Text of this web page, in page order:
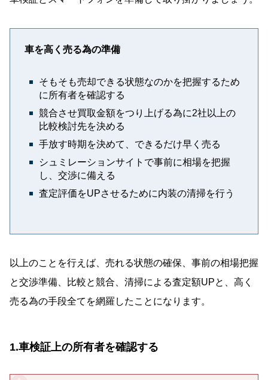
車を高く売る為の準備
そもそも売却できる状態なのかを把握するため
に所有者を確認する
競合させ買取金額をつり上げる為に2社以上の
比較検討先を決める
手放す時期を決めて、できるだけ早く売る
シュミレーションサイトで事前に相場を把握
し、交渉に備える
査定評価をUPさせるために内装の清掃を行う
以上のことを行えば、売れる状態の確保、事前の相場把握
と交渉準備、比較と競合、清掃による査定額UPと、高く
売る為の手段全てを網羅したことになります。
1.車検証上の所有者を確認する